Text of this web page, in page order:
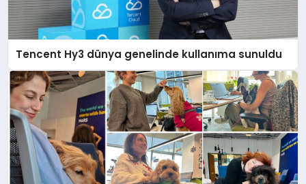
Tencent Hy3 dünya genelinde kullanıma sunuldu